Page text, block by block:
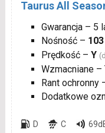
Taurus All
Gwarancja – 5
Nośność – 103
Prędkość – Y
Wzmacniane –
Rant ochronny
Dodatkowe
D C